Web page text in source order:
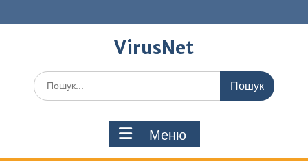
до
VirusNet
Шукати:
Меню